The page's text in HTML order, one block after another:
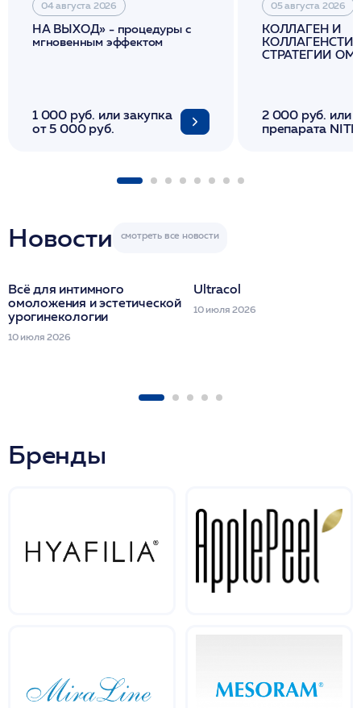
04 августа 2026
НА ВЫХОД» - процедуры с
мгновенным эффектом
1 000 руб. или закупка
от 5 000 руб.
05 августа 2026
КОЛЛАГЕН И
СТРАТЕГИИ
2 000 руб. или
препарата
Новости
Всё для интимного
омоложения и эстетической
урогинекологии
10 июля 2026
Ultracol
10 июля 2026
Бренды